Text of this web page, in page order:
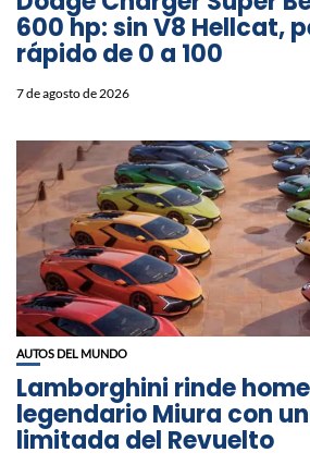
600 hp: sin V8 Hellcat,
rápido de 0 a 100
7 de agosto de 2026
AUTOS DEL MUNDO
Lamborghini rinde
legendario Miura con
limitada del Revuelto